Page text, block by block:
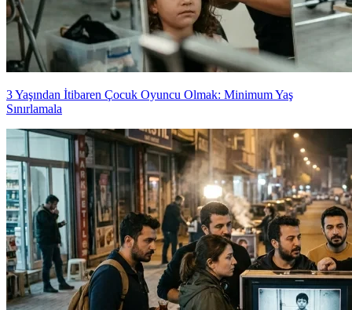
3 Yaşından İtibaren Çocuk Oyuncu Olmak: Minimum Yaş
Sınırlamala